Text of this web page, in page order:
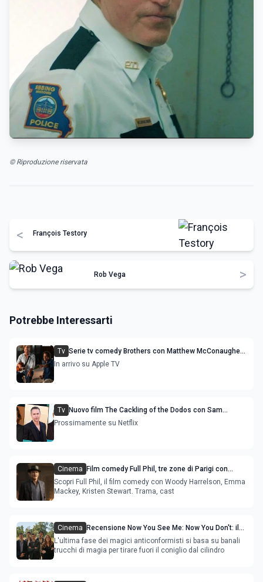
© Riproduzione riservata
< François Testory
Rob Vega >
Potrebbe Interessarti
Tv Serie tv comedy Brothers con Matthew McConaughey
e Woody Harrelson
In arrivo su Apple TV
Tv Nuovo film The Cackling of the Dodos con Sam
Rockwell e Woody Harrelson
Prossimamente su Netflix
Cinema
Film comedy Full Phil, tre zone di Parigi con
Woody Harrelson e Kristen Stewart
Scopri Full Phil, il film comedy con Woody Harrelson, Emma
Mackey, Kristen Stewart. Trama, cast
Cinema
Recensione Now You See Me: Now You Don't: il
film fatica a incantare il pubblico
L'ultima fase dei magici anticonformisti si basa su banali
trucchi di magia per tirare fuori il coniglio dal cilindro